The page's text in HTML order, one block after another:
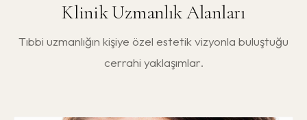
Klinik Uzmanlık Alanları
Tıbbi uzmanlığın kişiye özel estetik vizyonla buluştuğu
cerrahi yaklaşımlar.